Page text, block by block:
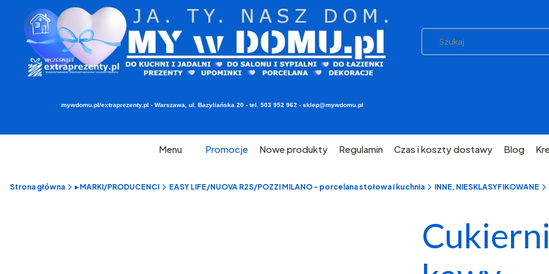
mywdomu.pl/extraprezenty.pl - Warszawa, ul. Bazyliańska 20 - tel. 503 952 962 - sklep@mywdomu.pl
Menu Promocje Nowe produkty Regulamin Czas i koszty dostawy Blog
Strona główna ▸ MARKI/PRODUCENCI EASY LIFE/NUOVA R2S/POZZI MILANO - porcelana stołowa i kuchnia INNE, NIESKLASYFIKOWANE